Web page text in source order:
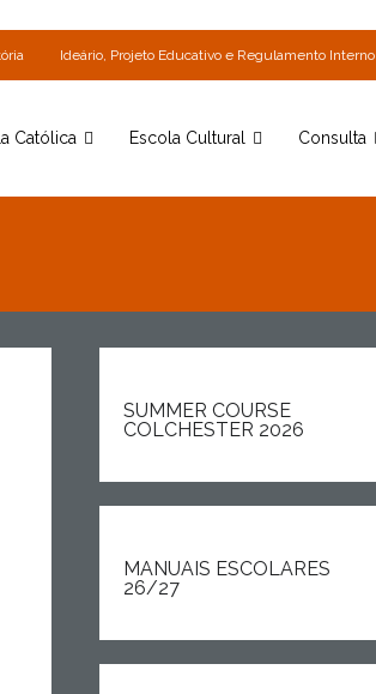
Ideário, Projeto Educativo e Regulamento Interno
Católica Escola Cultural Consulta
SUMMER COURSE
COLCHESTER 2026
MANUAIS ESCOLARES
26/27